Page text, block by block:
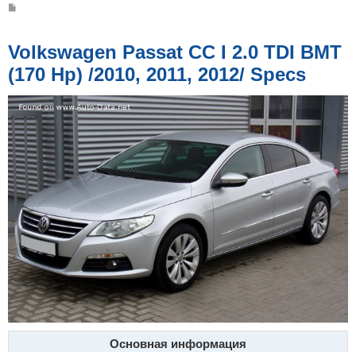
щ
е
и
е
Volkswagen Passat CC I 2.0 TDI BMT
(170 Hp) /2010, 2011, 2012/ Specs
Основная информация